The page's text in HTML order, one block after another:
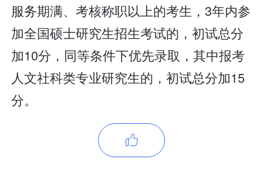
服务期满、考核称职以上的考生，3年内参
加全国硕士研究生招生考试的，初试总分
加10分，同等条件下优先录取，其中报考
人文社科类专业研究生的，初试总分加15
分。
